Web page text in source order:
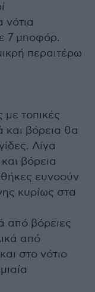
νότια
7 μποφόρ.
περαιτέρω
τοπικές
και βόρεια θα
Λίγα
βόρεια
ευνοούν
κυρίως στα
από βόρειες
από
στο νότιο